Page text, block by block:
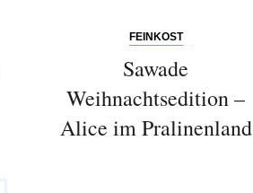
FEINKOST
Sawade
Weihnachtsedition –
Alice im Pralinenland